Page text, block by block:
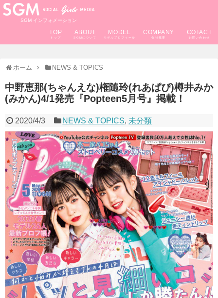
SGM インフォメーション
COTACT
COMPANY
MODEL
ABOUT
TOP
ホーム NEWS & TOPICS
中野恵那(ちゃんえな)権隨玲(れあぱぴ)樽井みか
(みかん)4/1発売『Popteen5月号』掲載！
2020/4/3 NEWS & TOPICS, 未分類